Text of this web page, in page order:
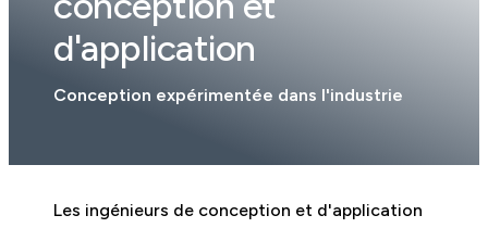
d'application
Conception expérimentée dans l'industrie
Les ingénieurs de conception et d'application